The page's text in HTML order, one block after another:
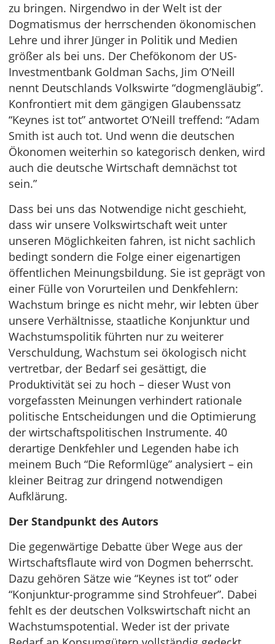
zu bringen. Nirgendwo in der Welt ist der
Dogmatismus der herrschenden ökonomischen
Lehre und ihrer Jünger in Politik und Medien
größer als bei uns. Der Chefökonom der US-
Investmentbank Goldman Sachs, Jim O’Neill
nennt Deutschlands Volkswirte “dogmengläubig”.
Konfrontiert mit dem gängigen Glaubenssatz
“Keynes ist tot” antwortet O’Neill treffend: “Adam
Smith ist auch tot. Und wenn die deutschen
Ökonomen weiterhin so kategorisch denken, wird
auch die deutsche Wirtschaft demnächst tot
sein.”
Dass bei uns das Notwendige nicht geschieht,
dass wir unsere Volkswirtschaft weit unter
unseren Möglichkeiten fahren, ist nicht sachlich
bedingt sondern die Folge einer eigenartigen
öffentlichen Meinungsbildung. Sie ist geprägt von
einer Fülle von Vorurteilen und Denkfehlern:
Wachstum bringe es nicht mehr, wir lebten über
unsere Verhältnisse, staatliche Konjunktur und
Wachstumspolitik führten nur zu weiterer
Verschuldung, Wachstum sei ökologisch nicht
vertretbar, der Bedarf sei gesättigt, die
Produktivität sei zu hoch – dieser Wust von
vorgefassten Meinungen verhindert rationale
politische Entscheidungen und die Optimierung
der wirtschaftspolitischen Instrumente. 40
derartige Denkfehler und Legenden habe ich
meinem Buch “Die Reformlüge” analysiert – ein
kleiner Beitrag zur dringend notwendigen
Aufklärung.
Der Standpunkt des Autors
Die gegenwärtige Debatte über Wege aus der
Wirtschaftsflaute wird von Dogmen beherrscht.
Dazu gehören Sätze wie “Keynes ist tot” oder
“Konjunktur-programme sind Strohfeuer”. Dabei
fehlt es der deutschen Volkswirtschaft nicht an
Wachstumspotential. Weder ist der private